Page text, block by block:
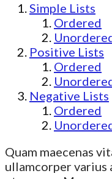
Simple Lists
Ordered
Positive Lists
Ordered
Negative Lists
Ordered
Quam maecenas
ullamcorper varius